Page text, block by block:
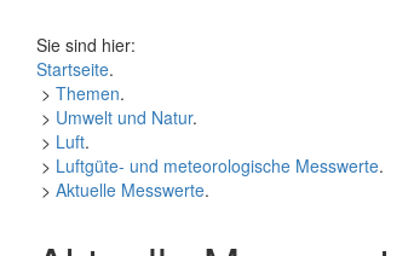
Sie sind hier:
Startseite.
> Themen.
> Umwelt und Natur.
> Luft.
> Luftgüte- und meteorologische Messwerte.
> Aktuelle Messwerte.